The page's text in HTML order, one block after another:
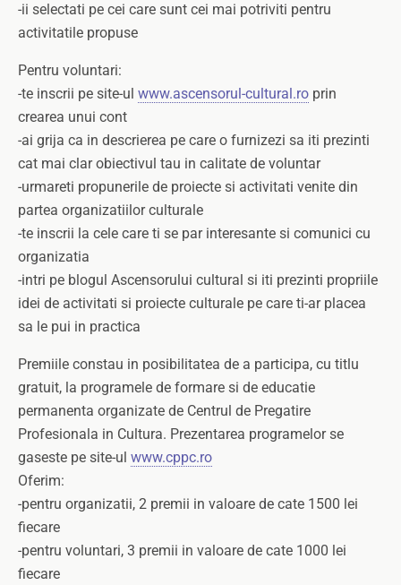
-ii selectati pe cei care sunt cei mai potriviti pentru
activitatile propuse
Pentru voluntari:
-te inscrii pe site-ul www.ascensorul-cultural.ro prin
crearea unui cont
-ai grija ca in descrierea pe care o furnizezi sa iti prezinti
cat mai clar obiectivul tau in calitate de voluntar
-urmareti propunerile de proiecte si activitati venite din
partea organizatiilor culturale
-te inscrii la cele care ti se par interesante si comunici cu
organizatia
-intri pe blogul Ascensorului cultural si iti prezinti propriile
idei de activitati si proiecte culturale pe care ti-ar placea
sa le pui in practica
Premiile constau in posibilitatea de a participa, cu titlu
gratuit, la programele de formare si de educatie
permanenta organizate de Centrul de Pregatire
Profesionala in Cultura. Prezentarea programelor se
gaseste pe site-ul www.cppc.ro
Oferim:
-pentru organizatii, 2 premii in valoare de cate 1500 lei
fiecare
-pentru voluntari, 3 premii in valoare de cate 1000 lei
fiecare